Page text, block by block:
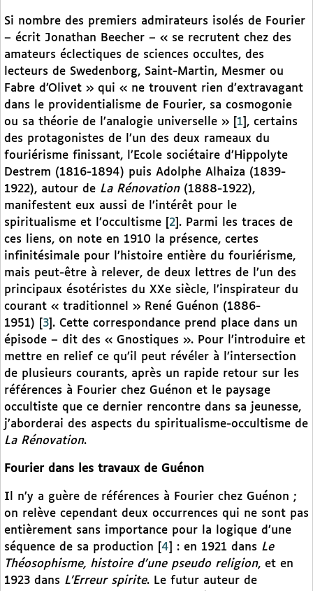
Si nombre des premiers admirateurs isolés de Fourier
– écrit Jonathan Beecher – « se recrutent chez des
amateurs éclectiques de sciences occultes, des
lecteurs de Swedenborg, Saint-Martin, Mesmer ou
Fabre d’Olivet » qui « ne trouvent rien d’extravagant
dans le providentialisme de Fourier, sa cosmogonie
ou sa théorie de l’analogie universelle »
1 , certains
des protagonistes de l’un des deux rameaux du
fouriérisme finissant, l’Ecole sociétaire d’Hippolyte
Destrem (1816-1894) puis Adolphe Alhaiza (1839-
1922), autour de La Rénovation (1888-1922),
manifestent eux aussi de l’intérêt pour le
spiritualisme et l’occultisme
2 . Parmi les traces de
ces liens, on note en 1910 la présence, certes
infinitésimale pour l’histoire entière du fouriérisme,
mais peut-être à relever, de deux lettres de l’un des
principaux ésotéristes du XXe siècle, l’inspirateur du
courant « traditionnel » René Guénon (1886-
1951)
3 . Cette correspondance prend place dans un
épisode – dit des « Gnostiques ». Pour l’introduire et
mettre en relief ce qu’il peut révéler à l’intersection
de plusieurs courants, après un rapide retour sur les
références à Fourier chez Guénon et le paysage
occultiste que ce dernier rencontre dans sa jeunesse,
j’aborderai des aspects du spiritualisme-occultisme de
La Rénovation.
Fourier dans les travaux de Guénon
Il n’y a guère de références à Fourier chez Guénon ;
on relève cependant deux occurrences qui ne sont pas
entièrement sans importance pour la logique d’une
séquence de sa production
4 : en 1921 dans Le
Théosophisme, histoire d’une pseudo religion, et en
1923 dans L’Erreur spirite. Le futur auteur de